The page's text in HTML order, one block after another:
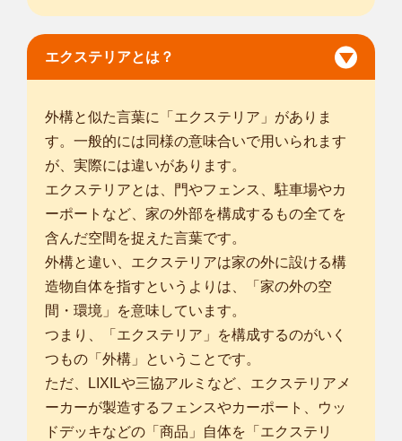
エクステリアとは？
外構と似た言葉に「エクステリア」がありま
す。一般的には同様の意味合いで用いられます
が、実際には違いがあります。
エクステリアとは、門やフェンス、駐車場やカ
ーポートなど、家の外部を構成するもの全てを
含んだ空間を捉えた言葉です。
外構と違い、エクステリアは家の外に設ける構
造物自体を指すというよりは、「家の外の空
間・環境」を意味しています。
つまり、「エクステリア」を構成するのがいく
つもの「外構」ということです。
ただ、LIXILや三協アルミなど、エクステリアメ
ーカーが製造するフェンスやカーポート、ウッ
ドデッキなどの「商品」自体を「エクステリ